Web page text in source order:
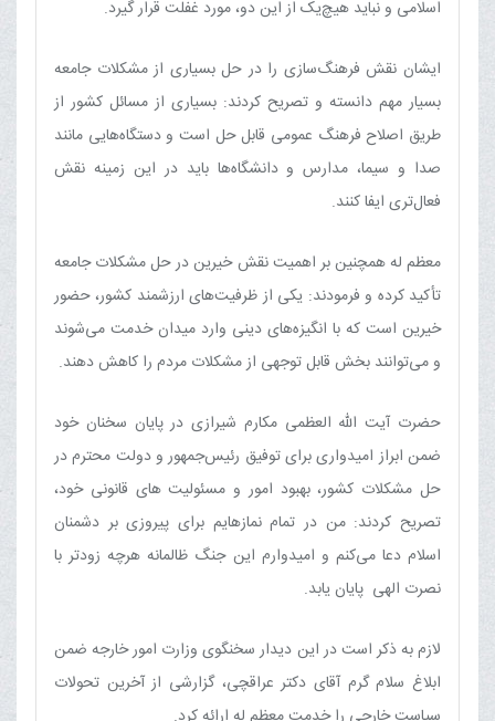
اسلامی و نباید هیچ‌یک از این دو، مورد غفلت قرار گیرد.
ایشان نقش فرهنگ‌سازی را در حل بسیاری از مشکلات جامعه
بسیار مهم دانسته و تصریح کردند: بسیاری از مسائل کشور از
طریق اصلاح فرهنگ عمومی قابل حل است و دستگاه‌هایی مانند
صدا و سیما، مدارس و دانشگاه‌ها باید در این زمینه نقش
فعال‌تری ایفا کنند.
معظم له همچنین بر اهمیت نقش خیرین در حل مشکلات جامعه
تأکید کرده و فرمودند: یکی از ظرفیت‌های ارزشمند کشور، حضور
خیرین است که با انگیزه‌های دینی وارد میدان خدمت می‌شوند
و می‌توانند بخش قابل توجهی از مشکلات مردم را کاهش دهند.
حضرت آیت الله العظمی مکارم شیرازی در پایان سخنان خود
ضمن ابراز امیدواری برای توفیق رئیس‌جمهور و دولت محترم در
حل مشکلات کشور، بهبود امور و مسئولیت های قانونی خود،
تصریح کردند: من در تمام نمازهایم برای پیروزی بر دشمنان
اسلام دعا می‌کنم و امیدوارم این جنگ ظالمانه هرچه زودتر با
نصرت الهی پایان یابد.
لازم به ذکر است در این دیدار سخنگوی وزارت امور خارجه ضمن
ابلاغ سلام گرم آقای دکتر عراقچی، گزارشی از آخرین تحولات